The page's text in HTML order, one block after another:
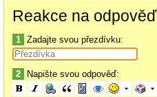
Reakce na odpověď
1 Zadajte svou přezdívku:
2 Napište svou odpověď: